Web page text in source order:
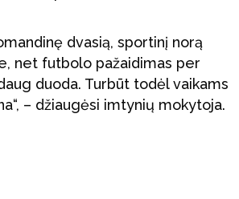
dvasią, sportinį norą
net futbolo pažaidimas per
duoda. Turbūt todėl vaikams
– džiaugėsi imtynių mokytoja.